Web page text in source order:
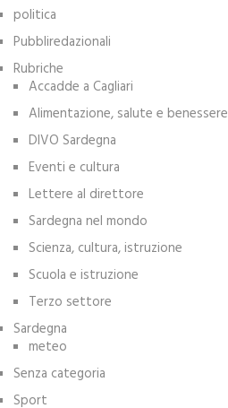
politica
Pubbliredazionali
Rubriche
Accadde a Cagliari
Alimentazione, salute e benessere
DIVO Sardegna
Eventi e cultura
Lettere al direttore
Sardegna nel mondo
Scienza, cultura, istruzione
Scuola e istruzione
Terzo settore
Sardegna
meteo
Senza categoria
Sport